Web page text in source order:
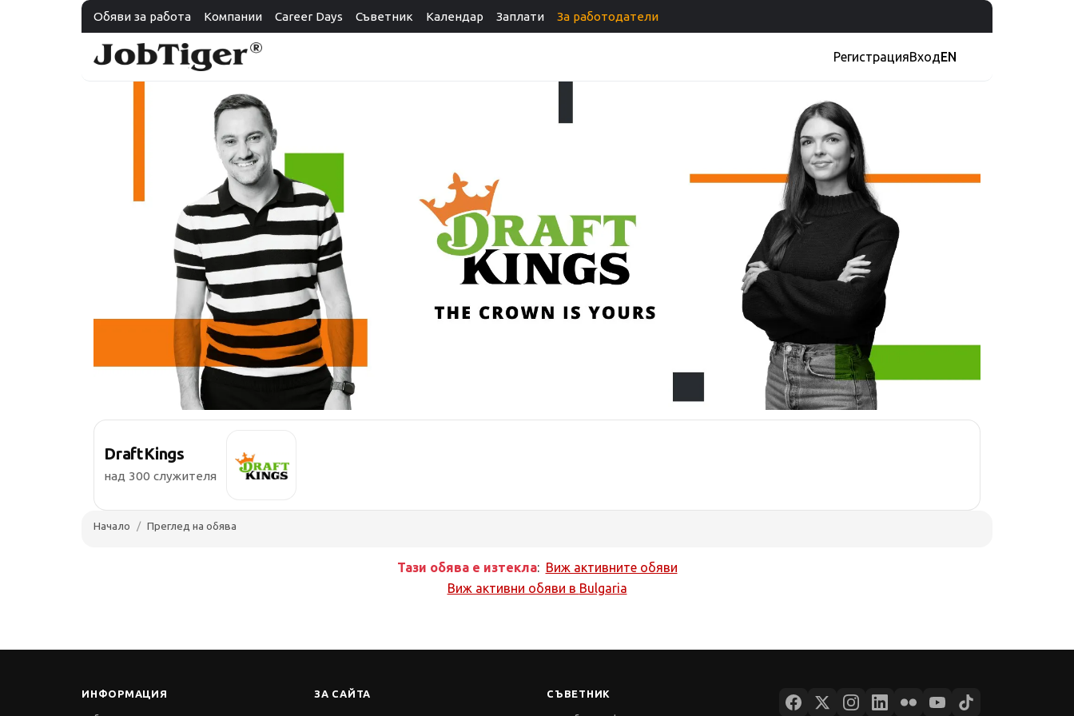
Обяви за работа Компании Career Days Съветник Календар Заплати За работодатели
РегистрацияВходEN
DraftKings
над 300 служителя
Начало Преглед на обява
Тази обява е изтекла: Виж активните обяви
Виж активни обяви в Bulgaria
ИНФОРМАЦИЯ ЗА САЙТА СЪВЕТНИК